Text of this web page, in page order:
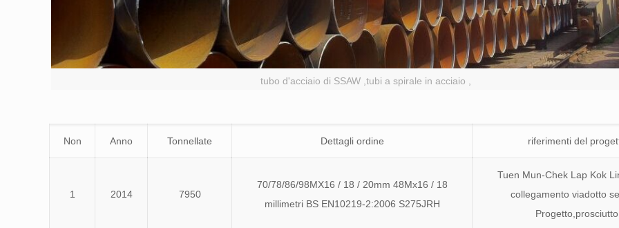
tubo d'acciaio di SSAW ,tubi a spirale in acciaio ,
Non Anno Tonnellate Dettagli ordine riferimenti del
1 2014 7950
70/78/86/98MX16 / 18 / 20mm 48Mx16 / 18
millimetri BS EN10219-2:2006 S275JRH
Tuen Mun-Chek Lap Kok
collegamento viadotto
Progetto,prosciutto